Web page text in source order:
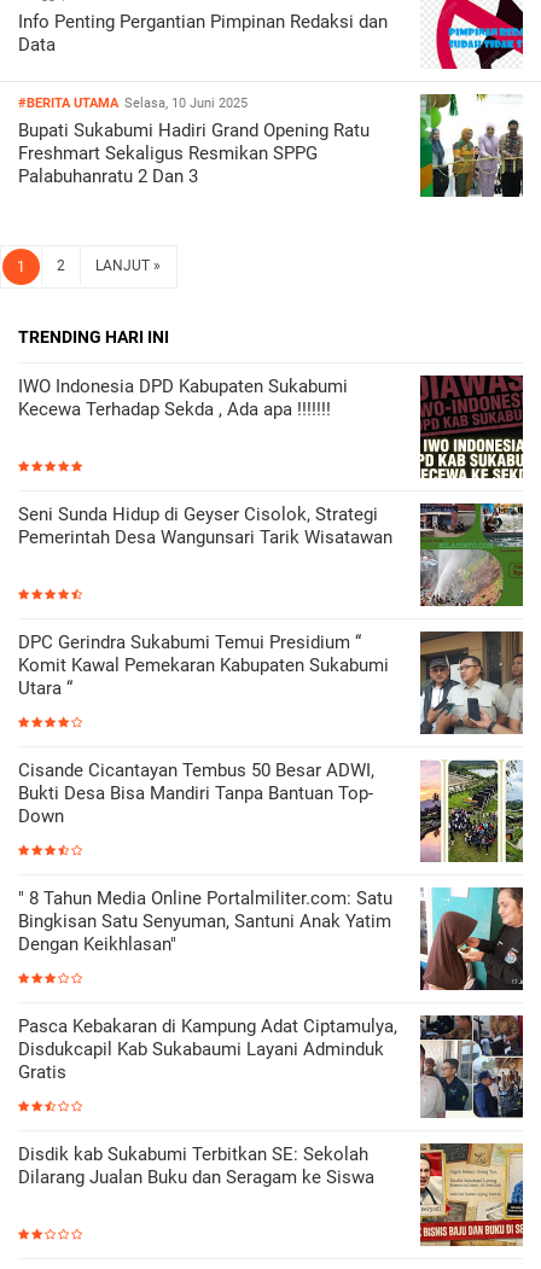
Info Penting Pergantian Pimpinan Redaksi dan
Data
#BERITA UTAMA Selasa, 10 Juni 2025
Bupati Sukabumi Hadiri Grand Opening Ratu
Freshmart Sekaligus Resmikan SPPG
Palabuhanratu 2 Dan 3
1 2 LANJUT »
TRENDING HARI INI
IWO Indonesia DPD Kabupaten Sukabumi
Kecewa Terhadap Sekda , Ada apa !!!!!!!
Seni Sunda Hidup di Geyser Cisolok, Strategi
Pemerintah Desa Wangunsari Tarik Wisatawan
DPC Gerindra Sukabumi Temui Presidium “
Komit Kawal Pemekaran Kabupaten Sukabumi
Utara “
Cisande Cicantayan Tembus 50 Besar ADWI,
Bukti Desa Bisa Mandiri Tanpa Bantuan Top-
Down
" 8 Tahun Media Online Portalmiliter.com: Satu
Bingkisan Satu Senyuman, Santuni Anak Yatim
Dengan Keikhlasan"
Pasca Kebakaran di Kampung Adat Ciptamulya,
Disdukcapil Kab Sukabaumi Layani Adminduk
Gratis
Disdik kab Sukabumi Terbitkan SE: Sekolah
Dilarang Jualan Buku dan Seragam ke Siswa